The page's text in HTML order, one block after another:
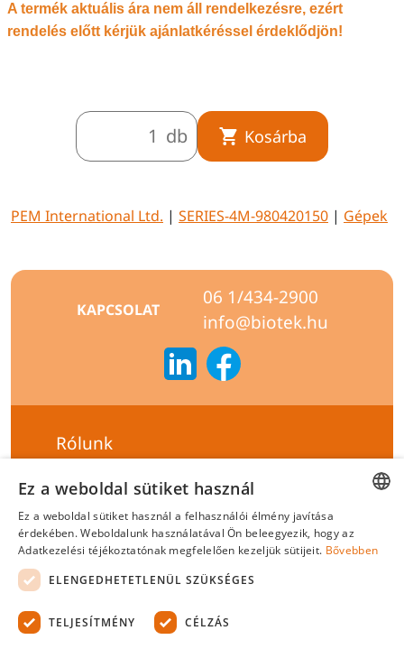
A termék aktuális ára nem áll rendelkezésre, ezért
rendelés előtt kérjük ajánlatkéréssel érdeklődjön!
db Kosárba
PEM International Ltd. | SERIES-4M-980420150 | Gépek
KAPCSOLAT
06 1/434-2900
info@biotek.hu
Rólunk
Hírlevél feliratkozás
Általános szerződési feltételek
Adatvédelmi tájékoztató
Felelősségvállalási nyilatkozat
Tanúsítványok
ENGLISH
Ez a weboldal sütiket használ
Ez a weboldal sütiket használ a felhasználói élmény javítása
érdekében. Weboldalunk használatával Ön beleegyezik, hogy az
Adatkezelési téjékoztatónak megfelelően kezeljük sütijeit. Bővebben
ELENGEDHETETLENÜL SZÜKSÉGES
TELJESÍTMÉNY CÉLZÁS